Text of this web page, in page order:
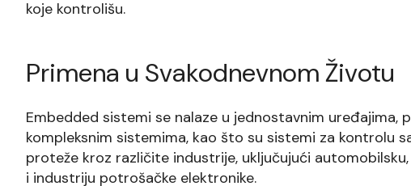
koje kontrolišu.
Primena u Svakodnevnom Životu
Embedded sistemi se nalaze u jednostavnim uređajima,
kompleksnim sistemima, kao što su sistemi za kontrolu
proteže kroz različite industrije, uključujući
i industriju potrošačke elektronike.